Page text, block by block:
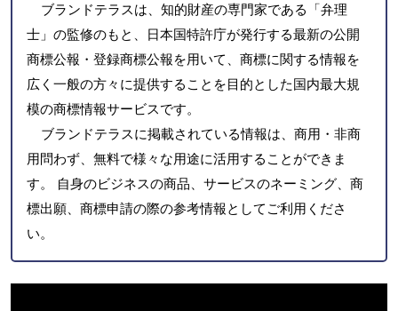
ブランドテラスは、知的財産の専門家である「弁理
士」の監修のもと、日本国特許庁が発行する最新の公開
商標公報・登録商標公報を用いて、商標に関する情報を
広く一般の方々に提供することを目的とした国内最大規
模の商標情報サービスです。
ブランドテラスに掲載されている情報は、商用・非商
用問わず、無料で様々な用途に活用することができま
す。 自身のビジネスの商品、サービスのネーミング、商
標出願、商標申請の際の参考情報としてご利用くださ
い。